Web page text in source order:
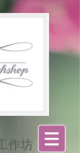
作坊